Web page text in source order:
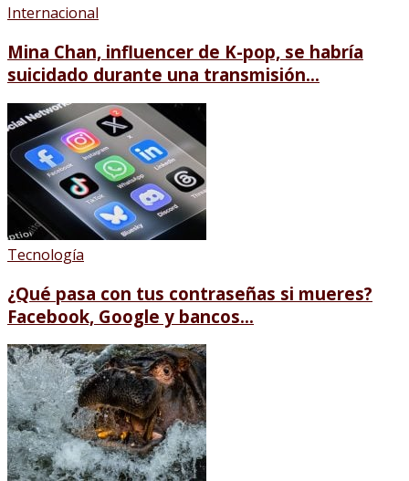
Internacional
Mina Chan, influencer de K-pop, se habría
suicidado durante una transmisión...
Tecnología
¿Qué pasa con tus contraseñas si mueres?
Facebook, Google y bancos...